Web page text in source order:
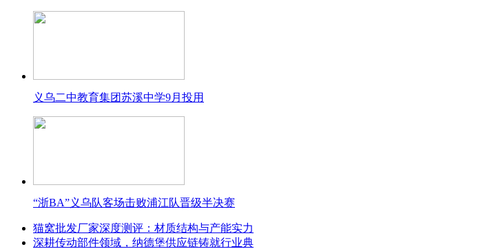
义乌二中教育集团苏溪中学9月投用
“浙BA”义乌队客场击败浦江队晋级半决赛
猫窝批发厂家深度测评：材质结构与产能实力
深耕传动部件领域，纳德堡供应链铸就行业典